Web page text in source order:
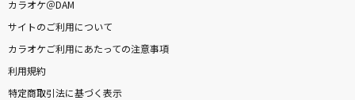
カラオケ＠DAM
サイトのご利用について
カラオケご利用にあたっての注意事項
利用規約
特定商取引法に基づく表示